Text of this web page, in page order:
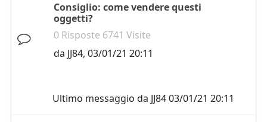
Consiglio: come vendere questi
oggetti?
0 Risposte 6741 Visite
da JJ84, 03/01/21 20:11
Ultimo messaggio da JJ8403/01/21 20:11